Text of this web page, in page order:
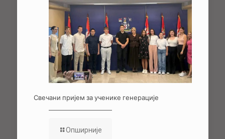
Свечани пријем за ученике генерације
Опширније